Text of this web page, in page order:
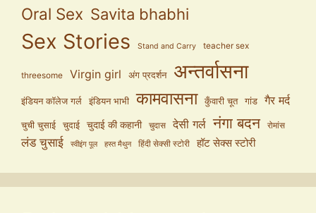
Oral Sex Savita bhabhi
Sex Stories Stand and Carry teacher sex
threesome Virgin girl अंग प्रदर्शन अन्तर्वासना
इंडियन कॉलेज गर्ल इंडियन भाभी कामवासना कुँवारी चूत गांड गैर मर्द
चुची चुसाई चुदाई चुदाई की कहानी चुदास देसी गर्ल नंगा बदन रोमांस
लंड चुसाई स्वीइंग पूल हस्त मैथुन हिंदी सेक्सी स्टोरी हॉट सेक्स स्टोरी